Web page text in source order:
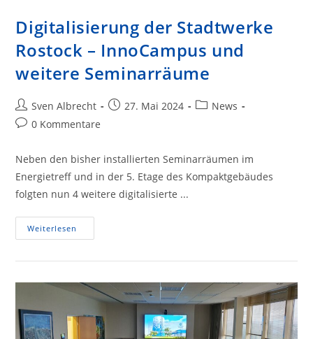
Digitalisierung der Stadtwerke
Rostock – InnoCampus und
weitere Seminarräume
Beitrags-
Autor:
Sven Albrecht
Beitrag27. Mai 2024
Beitrags-
News
Beitrags-
0 Kommentare
Neben den bisher installierten Seminarräumen im
Energietreff und in der 5. Etage des Kompaktgebäudes
folgten nun 4 weitere digitalisierte ...
Weiterlesen
Der
Rostock
Und
Weitere
Seminarräume